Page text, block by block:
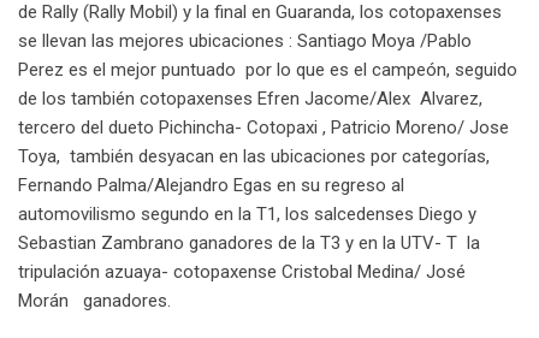
de Rally (Rally Mobil) y la final en Guaranda, los cotopaxenses
se llevan las mejores ubicaciones : Santiago Moya /Pablo
Perez es el mejor puntuado por lo que es el campeón, seguido
de los también cotopaxenses Efren Jacome/Alex Alvarez,
tercero del dueto Pichincha- Cotopaxi , Patricio Moreno/ Jose
Toya, también desyacan en las ubicaciones por categorías,
Fernando Palma/Alejandro Egas en su regreso al
automovilismo segundo en la T1, los salcedenses Diego y
Sebastian Zambrano ganadores de la T3 y en la UTV- T la
tripulación azuaya- cotopaxense Cristobal Medina/ José
Morán ganadores.